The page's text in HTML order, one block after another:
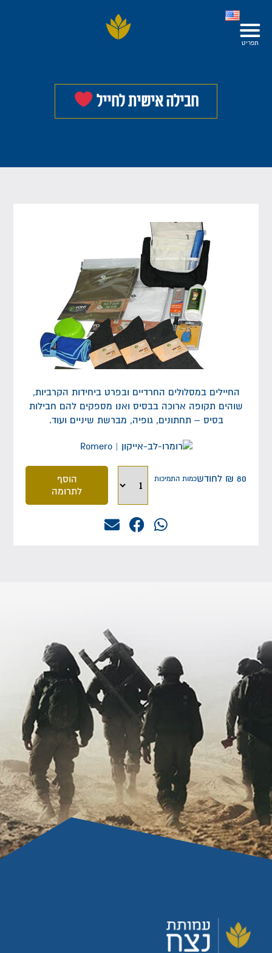
חבילה אישית לחייל
החיילים במסלולים החרדיים ובפרט ביחידות הקרביות,
שוהים תקופה ארוכה בבסיס ואנו מספקים להם חבילות
בסיס – תחתונים, גופיה, מברשת שיניים ועוד.
80
₪ לחודשכמות התמיכות
הוסף
לתרומה